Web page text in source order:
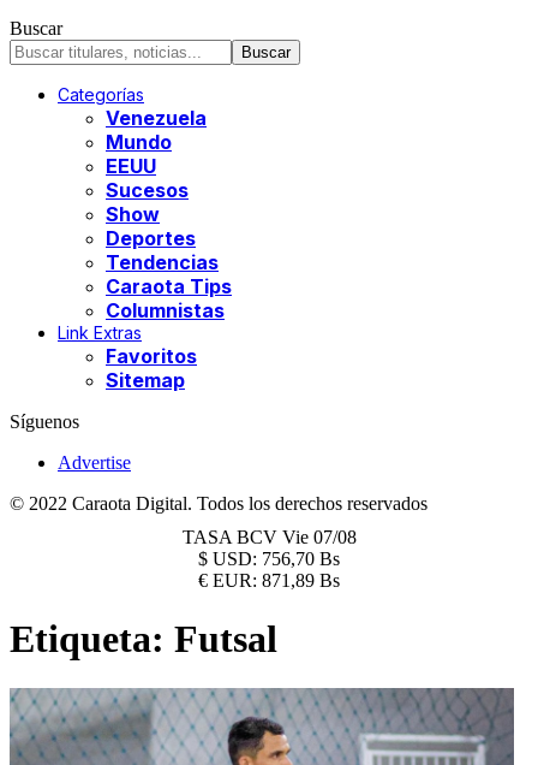
Buscar
Categorías
Venezuela
Mundo
EEUU
Sucesos
Show
Deportes
Tendencias
Caraota Tips
Columnistas
Link Extras
Favoritos
Sitemap
Síguenos
Advertise
© 2022 Caraota Digital. Todos los derechos reservados
TASA BCV Vie 07/08
$ USD: 756,70 Bs
€ EUR: 871,89 Bs
Etiqueta: Futsal